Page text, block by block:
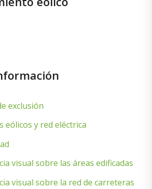
exclusión
eólicos y red eléctrica
visual sobre las áreas edificadas
visual sobre la red de carreteras